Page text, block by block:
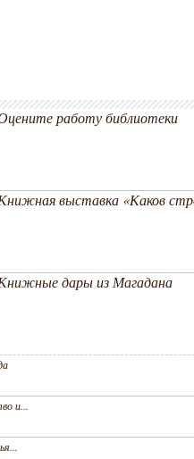
работу библиотеки
выставка «Каков
дары из Магадана
и...